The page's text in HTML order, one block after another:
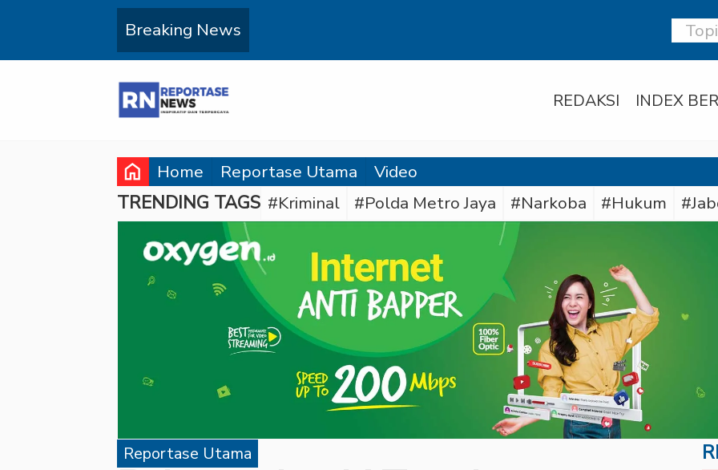
Breaking News
REDAKSI INDEX
home Home Reportase Utama Video
TRENDING TAGS #Kriminal #Polda Metro Jaya #Narkoba #Hukum
Reportase Utama